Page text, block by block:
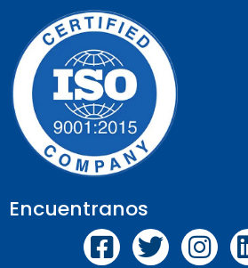
Encuentranos